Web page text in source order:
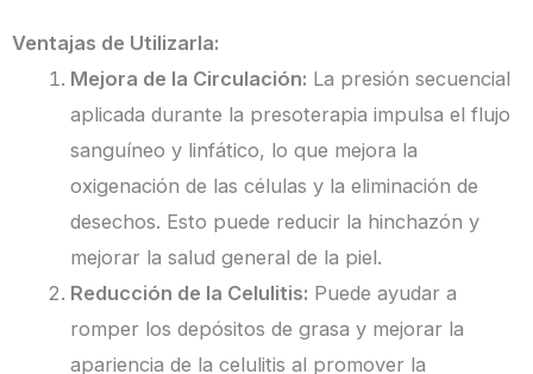
Ventajas de Utilizarla:
Mejora de la Circulación: La presión secuencial
aplicada durante la presoterapia impulsa el flujo
sanguíneo y linfático, lo que mejora la
oxigenación de las células y la eliminación de
desechos. Esto puede reducir la hinchazón y
mejorar la salud general de la piel.
Reducción de la Celulitis: Puede ayudar a
romper los depósitos de grasa y mejorar la
apariencia de la celulitis al promover la